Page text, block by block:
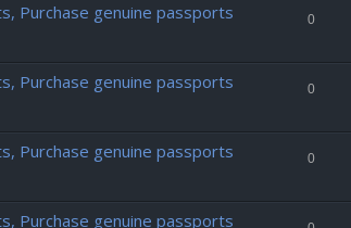
Purchase genuine passports
0
Purchase genuine passports
0
Purchase genuine passports
0
Purchase genuine passports